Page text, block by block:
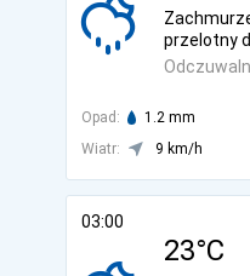
przelotny
Opad: 1.2 mm
Wiatr:
9 km/h
03:00
23°C